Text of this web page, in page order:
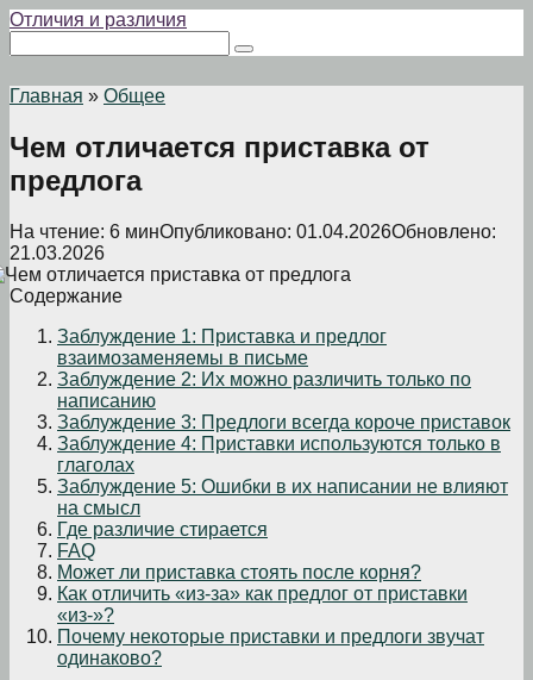
Перейти
контенту
Отличия и различия
Главная » Общее
Чем отличается приставка от
предлога
На чтение: 6 минОпубликовано: 01.04.2026Обновлено:
21.03.2026
Содержание
Заблуждение 1: Приставка и предлог
взаимозаменяемы в письме
Заблуждение 2: Их можно различить только по
написанию
Заблуждение 3: Предлоги всегда короче приставок
Заблуждение 4: Приставки используются только в
глаголах
Заблуждение 5: Ошибки в их написании не влияют
на смысл
Где различие стирается
FAQ
Может ли приставка стоять после корня?
Как отличить «из-за» как предлог от приставки
«из-»?
Почему некоторые приставки и предлоги звучат
одинаково?